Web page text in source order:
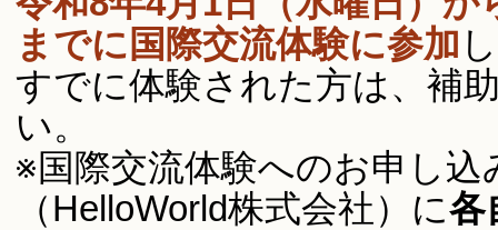
までに国際交流体験に参加
すでに体験された方は、補
い。
※国際交流体験へのお申し込
（HelloWorld株式会社）に各